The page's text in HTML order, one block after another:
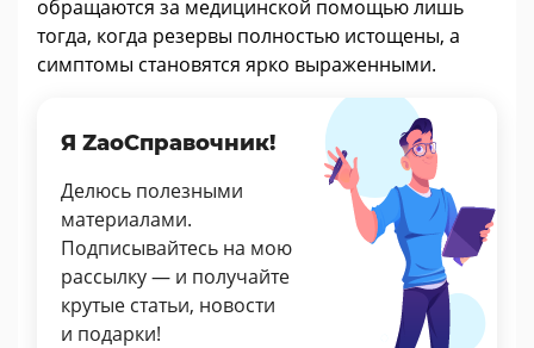
обращаются за медицинской помощью лишь
тогда, когда резервы полностью истощены, а
симптомы становятся ярко выраженными.
Я ZaoСправочник!
Делюсь полезными
материалами.
Подписывайтесь на мою
рассылку — и получайте
крутые статьи, новости
и подарки!